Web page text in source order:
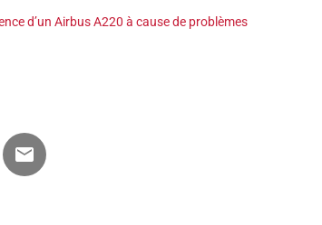
d’un Airbus A220 à cause de problèmes